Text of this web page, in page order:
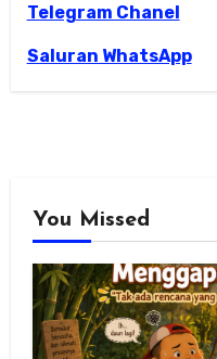
Telegram Chanel
Saluran WhatsApp
You Missed